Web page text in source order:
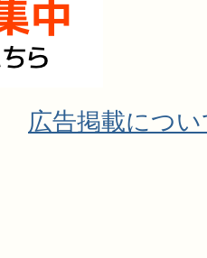
広告掲載につ